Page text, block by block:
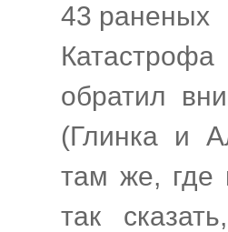
43 раненых
обратил
(Глинка и
там же, где
так